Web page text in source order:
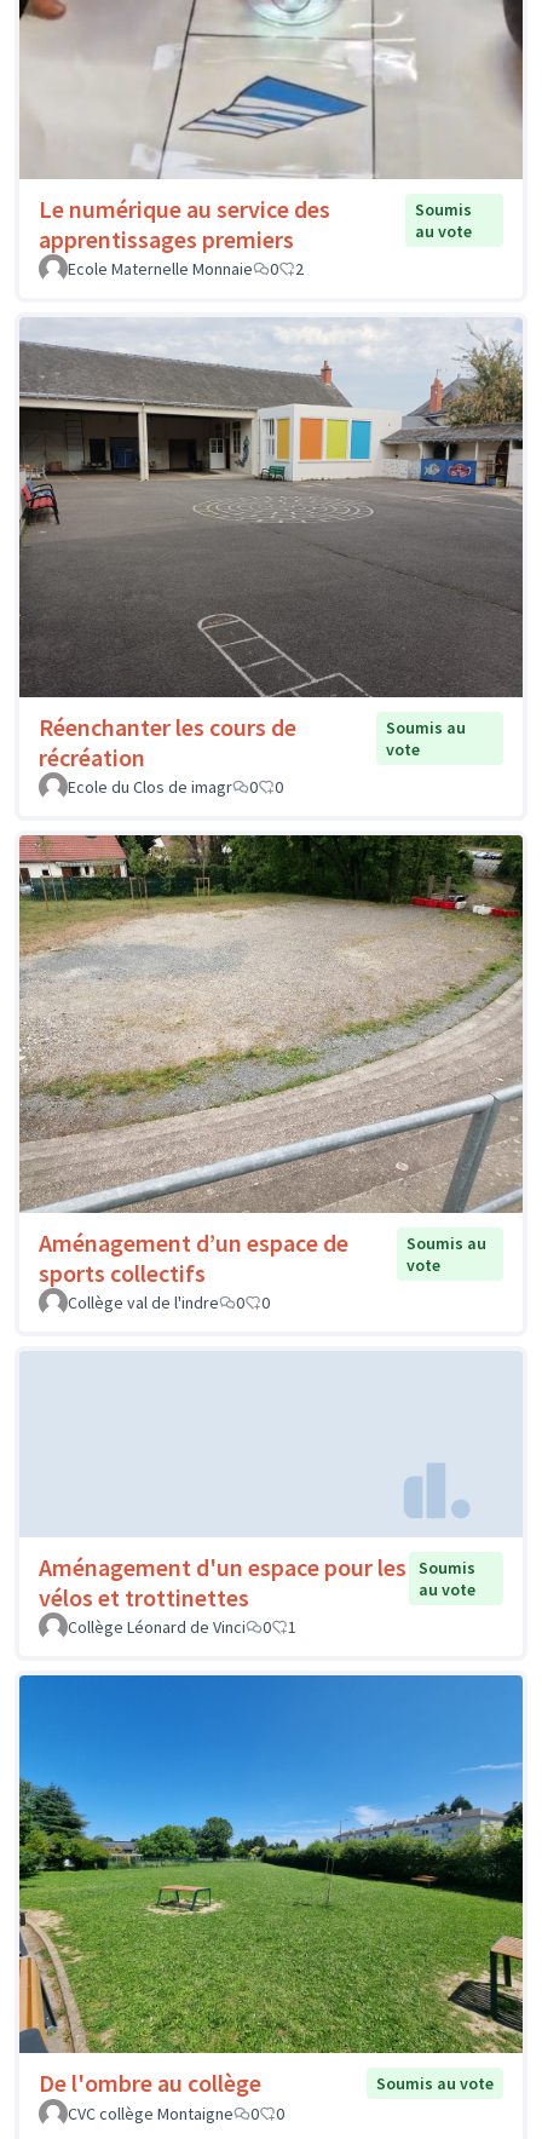
Le numérique au service des
apprentissages premiers
Soumis
au vote
Ecole Maternelle Monnaie
0 2
Réenchanter les cours de
récréation
Soumis au
vote
Ecole du Clos de imagr
0 0
Aménagement d’un espace de
sports collectifs
Soumis au
vote
Collège val de l'indre
0 0
Aménagement d'un espace pour les
vélos et trottinettes
Soumis
au vote
Collège Léonard de Vinci
0 1
De l'ombre au collège
Soumis au vote
CVC collège Montaigne
0 0